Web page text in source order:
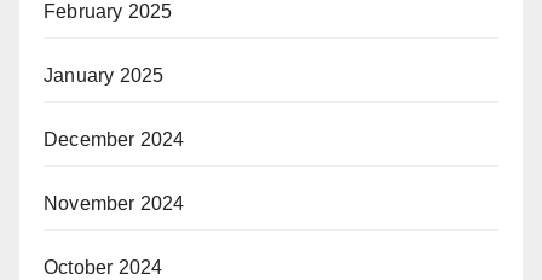
February 2025
January 2025
December 2024
November 2024
October 2024